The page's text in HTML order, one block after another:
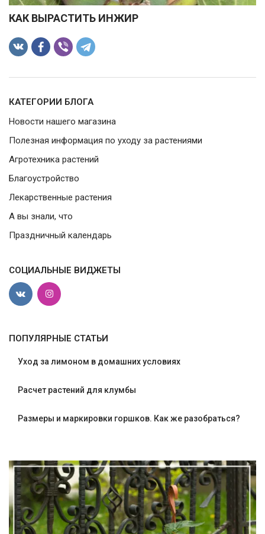
КАК ВЫРАСТИТЬ ИНЖИР
КАТЕГОРИИ БЛОГА
Новости нашего магазина
Полезная информация по уходу за растениями
Агротехника растений
Благоустройство
Лекарственные растения
А вы знали, что
Праздничный календарь
СОЦИАЛЬНЫЕ ВИДЖЕТЫ
ПОПУЛЯРНЫЕ СТАТЬИ
Уход за лимоном в домашних условиях
Расчет растений для клумбы
Размеры и маркировки горшков. Как же разобраться?